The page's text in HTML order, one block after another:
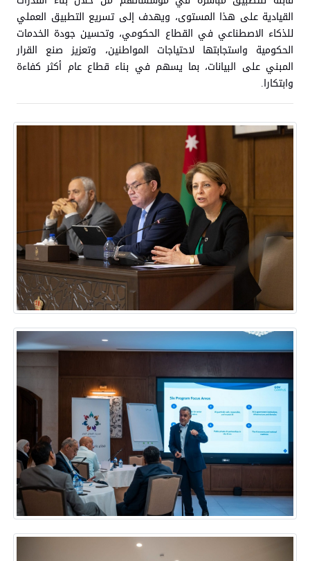
القيادية على هذا المستوى، ويهدف إلى تسريع التطبيق العملي
للذكاء الاصطناعي في القطاع الحكومي، وتحسين جودة الخدمات
الحكومية واستجابتها لاحتياجات المواطنين، وتعزيز صنع القرار
المبني على البيانات، بما يسهم في بناء قطاع عام أكثر كفاءة
وابتكارا.